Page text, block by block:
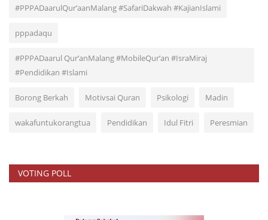
#PPPADaarulQur’aanMalang #SafariDakwah #KajianIslami
pppadaqu
#PPPADaarul Qur’anMalang #MobileQur’an #IsraMiraj
#Pendidikan #Islami
Borong Berkah Motivsai Quran Psikologi Madin
wakafuntukorangtua Pendidikan Idul Fitri Peresmian
VOTING POLL